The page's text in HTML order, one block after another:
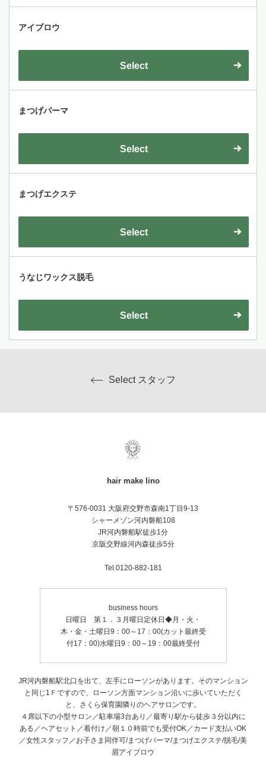
アイブロウ
Select
まつげパーマ
Select
まつげエクステ
Select
うなじワックス脱毛
Select
Select スタッフ
hair make lino
〒576-0031 大阪府交野市森南1丁目9-13
シャーメゾン河内磐船108
JR河内磐船駅徒歩1分
京阪交野線河内森徒歩5分
Tel.0120-882-181
business hours
日曜日 第１．３月曜日定休日◆月・火・
木・金・土曜日9：00～17：00(カット最終受
付17：00)水曜日9：00～19：00最終受付
JR河内磐船駅北口を出て、左手にローソンがあります。そのマンション
と同じ1Ｆですので、ローソン方面マンション沿いに歩いていただく
と、さくら保育園隣りのヘアサロンです。
４席以下の小型サロン／駐車場3台あり／最寄り駅から徒歩３分以内に
ある／ヘアセット／着付け／朝１０時前でも受付OK／カード支払いOK
／女性スタッフ／お子さま同伴可/まつげパーマ/まつげエクステ/脱毛/美
眉アイブロウ